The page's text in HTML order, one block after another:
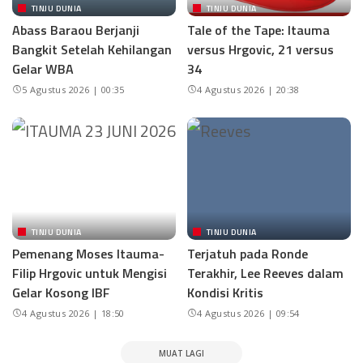
TINJU DUNIA
Abass Baraou Berjanji
Bangkit Setelah Kehilangan
Gelar WBA
5 Agustus 2026 | 00:35
TINJU DUNIA
Tale of the Tape: Itauma
versus Hrgovic, 21 versus
34
4 Agustus 2026 | 20:38
TINJU DUNIA
Pemenang Moses Itauma-
Filip Hrgovic untuk Mengisi
Gelar Kosong IBF
4 Agustus 2026 | 18:50
TINJU DUNIA
Terjatuh pada Ronde
Terakhir, Lee Reeves dalam
Kondisi Kritis
4 Agustus 2026 | 09:54
MUAT LAGI